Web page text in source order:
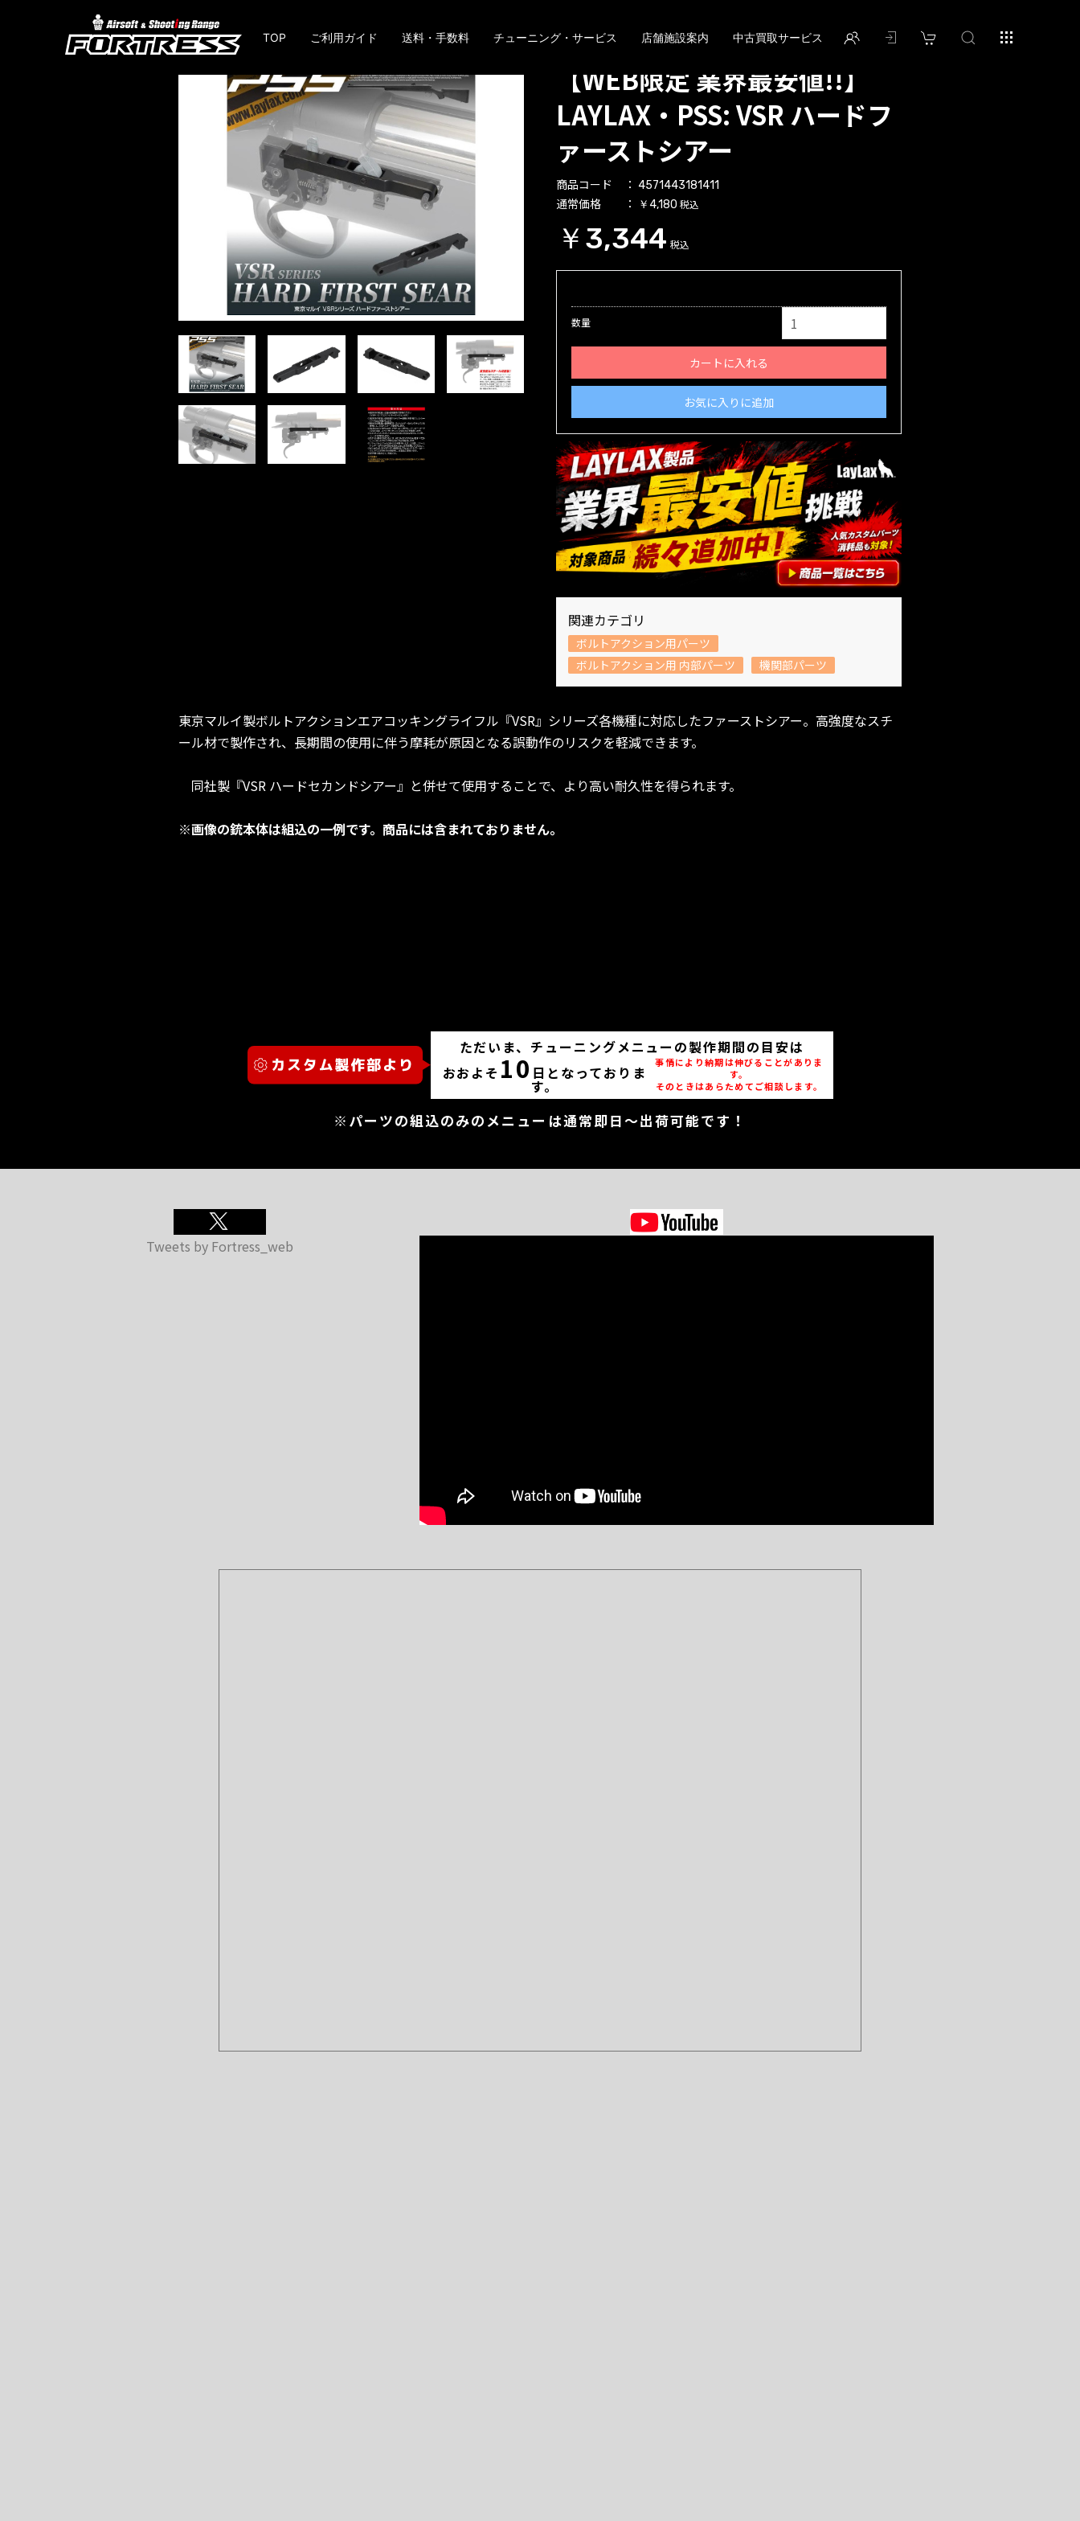
TOP ご利用ガイド 送料・手数料 チューニング・サービス 店舗施設案内 中古買取サービス
【WEB限定 業界最安値!!】
LAYLAX・PSS: VSR ハードフ
ァーストシアー
商品コード 4571443181411
通常価格 ￥4,180 税込
￥3,344 税込
数量
カートに入れる
お気に入りに追加
関連カテゴリ
ボルトアクション用パーツ
ボルトアクション用 内部パーツ
機関部パーツ
東京マルイ製ボルトアクションエアコッキングライフル『VSR』シリーズ各機種に対応したファーストシアー。高強度なスチ
ール材で製作され、長期間の使用に伴う摩耗が原因となる誤動作のリスクを軽減できます。
同社製『VSR ハードセカンドシアー』と併せて使用することで、より高い耐久性を得られます。
※画像の銃本体は組込の一例です。商品には含まれておりません。
ただいま、チューニングメニューの製作期間の目安は
おおよそ 10 日となっておりま
す。
事情により納期は伸びることがありま
す。
そのときはあらためてご相談します。
※パーツの組込のみのメニューは通常即日～出荷可能です！
Tweets by Fortress_web